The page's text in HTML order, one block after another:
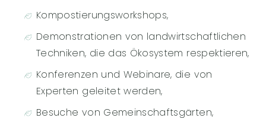
Kompostierungsworkshops,
Demonstrationen von landwirtschaftlichen
Techniken, die das Ökosystem respektieren,
Konferenzen und Webinare, die von
Experten geleitet werden,
Besuche von Gemeinschaftsgärten,